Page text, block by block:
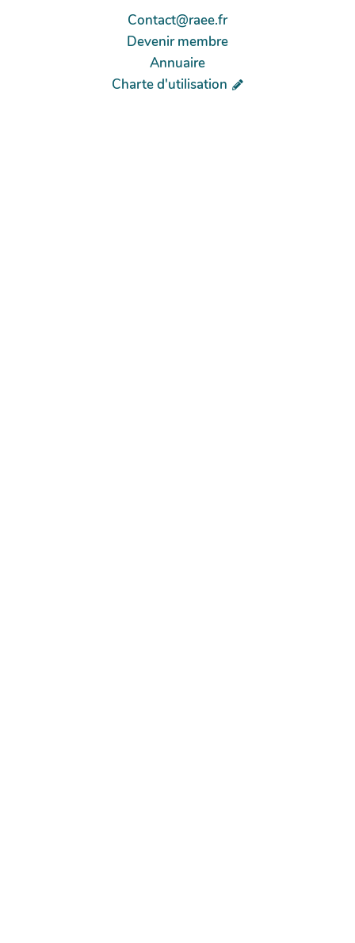
Contact@raee.fr
Devenir membre
Annuaire
Charte d'utilisation